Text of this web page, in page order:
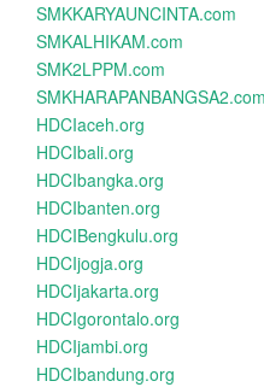
SMKKARYAUNCINTA.com
SMKALHIKAM.com
SMK2LPPM.com
SMKHARAPANBANGSA2.com
HDCIaceh.org
HDCIbali.org
HDCIbangka.org
HDCIbanten.org
HDCIBengkulu.org
HDCIjogja.org
HDCIjakarta.org
HDCIgorontalo.org
HDCIjambi.org
HDCIbandung.org